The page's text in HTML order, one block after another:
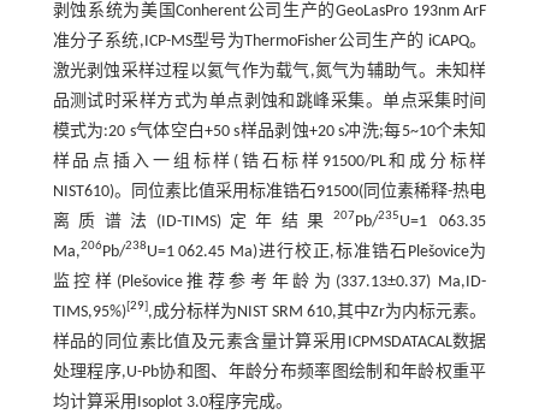
剥蚀系统为美国Conherent公司生产的GeoLasPro 193nm ArF
准分子系统,ICP-MS型号为ThermoFisher公司生产的 iCAPQ。
激光剥蚀采样过程以氦气作为载气,氮气为辅助气。未知样
品测试时采样方式为单点剥蚀和跳峰采集。单点采集时间
模式为:20 s气体空白+50 s样品剥蚀+20 s冲洗;每5~10个未知
样品点插入一组标样(锆石标样91500/PL和成分标样
NIST610)。同位素比值采用标准锆石91500(同位素稀释-热电
离质谱法(ID-TIMS)定年结果
207Pb/235U=1 063.35
Ma,206Pb/238U=1 062.45 Ma)进行校正,标准锆石Plešovice为
监控样(Plešovice推荐参考年龄为(337.13±0.37) Ma,ID-
TIMS,95%)[29],成分标样为NIST SRM 610,其中Zr为内标元素。
样品的同位素比值及元素含量计算采用ICPMSDATACAL数据
处理程序,U-Pb协和图、年龄分布频率图绘制和年龄权重平
均计算采用Isoplot 3.0程序完成。